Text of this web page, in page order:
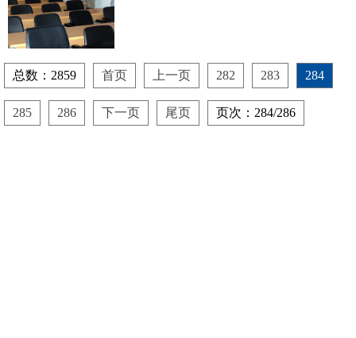
总数：2859 首页 上一页 282 283 284
285 286 下一页 尾页 页次：284/286